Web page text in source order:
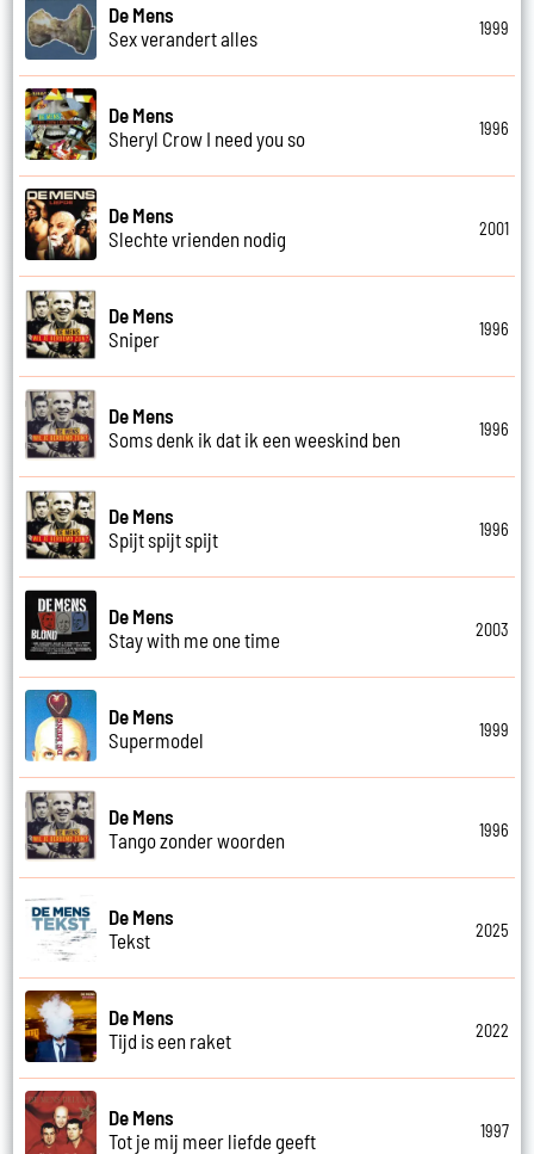
De Mens
Sex verandert alles
1999
De Mens
Sheryl Crow I need you so
1996
De Mens
Slechte vrienden nodig
2001
De Mens
Sniper
1996
De Mens
Soms denk ik dat ik een weeskind ben
1996
De Mens
Spijt spijt spijt
1996
De Mens
Stay with me one time
2003
De Mens
Supermodel
1999
De Mens
Tango zonder woorden
1996
De Mens
Tekst
2025
De Mens
Tijd is een raket
2022
De Mens
Tot je mij meer liefde geeft
1997